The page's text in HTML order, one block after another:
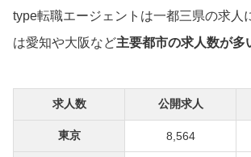
type転職エージェントは一都三県の求人
は愛知や大阪など主要都市の求人数が多
求人数 公開求人
東京 8,564